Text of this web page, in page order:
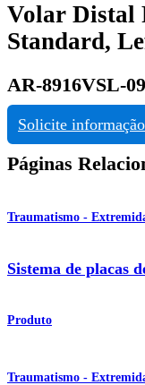
Volar Distal
Standard,
AR-8916VSL-
Solicite
Páginas
Traumatismo -
Sistema de placas
Produto
Traumatismo -